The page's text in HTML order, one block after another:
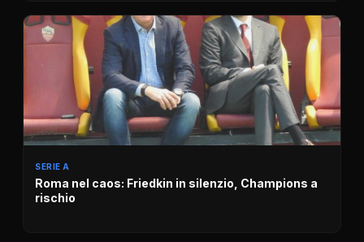
SERIE A
Roma nel caos: Friedkin in silenzio, Champions a
rischio